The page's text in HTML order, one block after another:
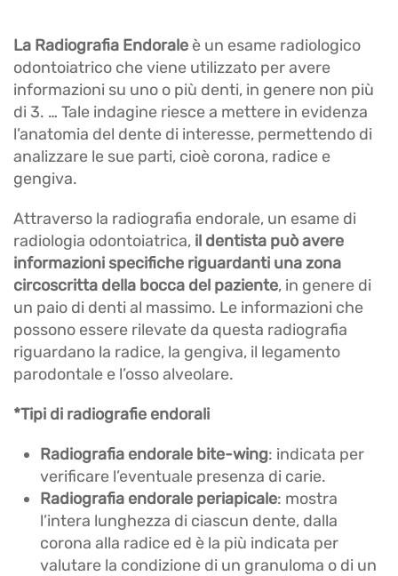
La Radiografia Endorale è un esame radiologico
odontoiatrico che viene utilizzato per avere
informazioni su uno o più denti, in genere non più
di 3. … Tale indagine riesce a mettere in evidenza
l’anatomia del dente di interesse, permettendo di
analizzare le sue parti, cioè corona, radice e
gengiva.
Attraverso la radiografia endorale, un esame di
radiologia odontoiatrica, il dentista può avere
informazioni specifiche riguardanti una zona
circoscritta della bocca del paziente, in genere di
un paio di denti al massimo. Le informazioni che
possono essere rilevate da questa radiografia
riguardano la radice, la gengiva, il legamento
parodontale e l’osso alveolare.
*Tipi di radiografie endorali
Radiografia endorale bite-wing: indicata per
verificare l’eventuale presenza di carie.
Radiografia endorale periapicale: mostra
l’intera lunghezza di ciascun dente, dalla
corona alla radice ed è la più indicata per
valutare la condizione di un granuloma o di un